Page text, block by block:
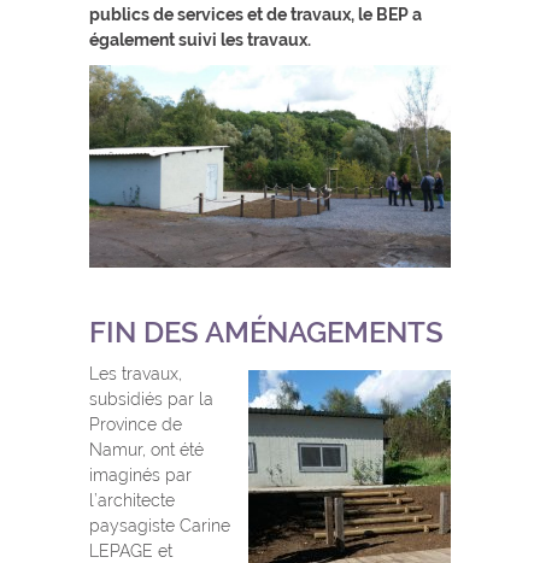
publics de services et de travaux, le BEP a
également suivi les travaux.
FIN DES AMÉNAGEMENTS
Les travaux,
subsidiés par la
Province de
Namur, ont été
imaginés par
l’architecte
paysagiste Carine
LEPAGE et